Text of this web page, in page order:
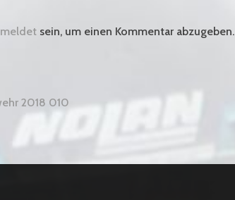
sein, um einen Kommentar abzugeben.
2018 010